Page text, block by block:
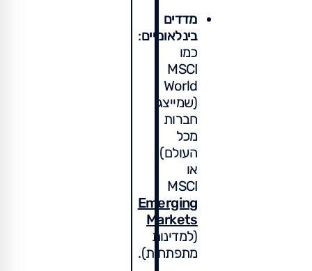
מדדים
בינלאומיים:
כמו
MSCI
World
(שמייצג
חברות
מכל
העולם)
או
MSCI
Emerging
Markets
(למדינות
מתפתחות).